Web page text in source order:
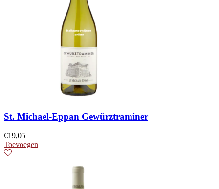
St. Michael-Eppan Gewürztraminer
€19,05
Toevoegen